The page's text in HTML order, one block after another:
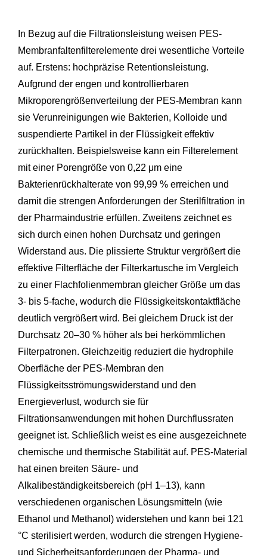
In Bezug auf die Filtrationsleistung weisen PES-
Membranfaltenfilterelemente drei wesentliche Vorteile
auf. Erstens: hochpräzise Retentionsleistung.
Aufgrund der engen und kontrollierbaren
Mikroporengrößenverteilung der PES-Membran kann
sie Verunreinigungen wie Bakterien, Kolloide und
suspendierte Partikel in der Flüssigkeit effektiv
zurückhalten. Beispielsweise kann ein Filterelement
mit einer Porengröße von 0,22 μm eine
Bakterienrückhalterate von 99,99 % erreichen und
damit die strengen Anforderungen der Sterilfiltration in
der Pharmaindustrie erfüllen. Zweitens zeichnet es
sich durch einen hohen Durchsatz und geringen
Widerstand aus. Die plissierte Struktur vergrößert die
effektive Filterfläche der Filterkartusche im Vergleich
zu einer Flachfolienmembran gleicher Größe um das
3- bis 5-fache, wodurch die Flüssigkeitskontaktfläche
deutlich vergrößert wird. Bei gleichem Druck ist der
Durchsatz 20–30 % höher als bei herkömmlichen
Filterpatronen. Gleichzeitig reduziert die hydrophile
Oberfläche der PES-Membran den
Flüssigkeitsströmungswiderstand und den
Energieverlust, wodurch sie für
Filtrationsanwendungen mit hohen Durchflussraten
geeignet ist. Schließlich weist es eine ausgezeichnete
chemische und thermische Stabilität auf. PES-Material
hat einen breiten Säure- und
Alkalibeständigkeitsbereich (pH 1–13), kann
verschiedenen organischen Lösungsmitteln (wie
Ethanol und Methanol) widerstehen und kann bei 121
°C sterilisiert werden, wodurch die strengen Hygiene-
und Sicherheitsanforderungen der Pharma- und